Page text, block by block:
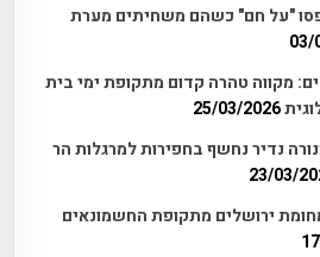
"על חם" כשהם משחיתים מערת
03/
מקווה טהרה קדום מתקופת ימי בית
25/03/2026
נדיר נחשף בחפירות למרגלות הר
23/03/
ירושלים מתקופת החשמונאים